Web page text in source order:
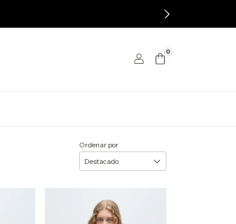
0
Ordenar por